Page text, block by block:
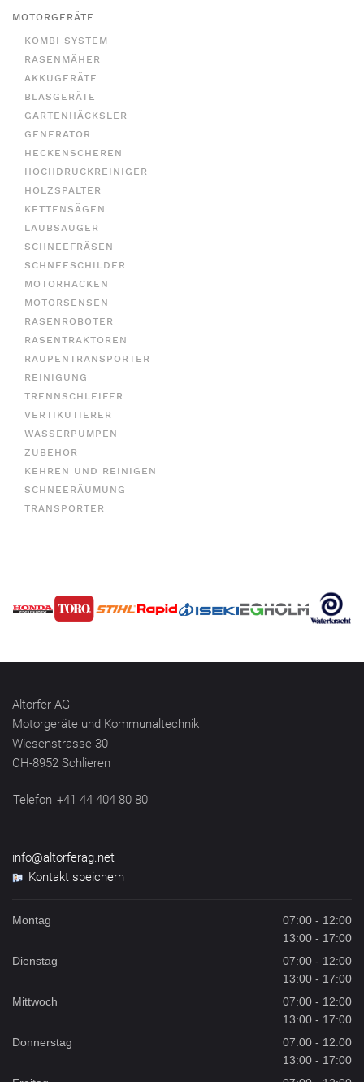
MOTORGERÄTE
KOMBI SYSTEM
RASENMÄHER
AKKUGERÄTE
BLASGERÄTE
GARTENHÄCKSLER
GENERATOR
HECKENSCHEREN
HOCHDRUCKREINIGER
HOLZSPALTER
KETTENSÄGEN
LAUBSAUGER
SCHNEEFRÄSEN
SCHNEESCHILDER
MOTORHACKEN
MOTORSENSEN
RASENROBOTER
RASENTRAKTOREN
RAUPENTRANSPORTER
REINIGUNG
TRENNSCHLEIFER
VERTIKUTIERER
WASSERPUMPEN
ZUBEHÖR
KEHREN UND REINIGEN
SCHNEERÄUMUNG
TRANSPORTER
Altorfer AG
Motorgeräte und Kommunaltechnik
Wiesenstrasse 30
CH-8952 Schlieren
Telefon +41 44 404 80 80
info@altorferag.net
Kontakt speichern
Montag
07:00 - 12:00
13:00 - 17:00
Dienstag
07:00 - 12:00
13:00 - 17:00
Mittwoch
07:00 - 12:00
13:00 - 17:00
Donnerstag
07:00 - 12:00
13:00 - 17:00